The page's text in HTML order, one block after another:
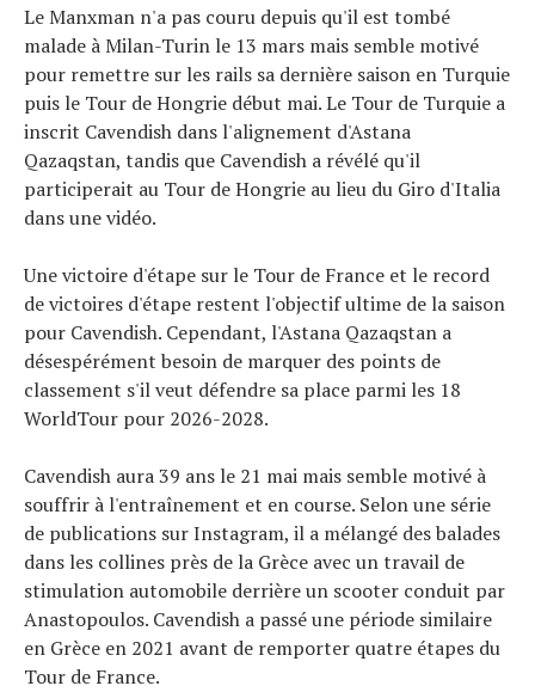
Le Manxman n'a pas couru depuis qu'il est tombé
malade à Milan-Turin le 13 mars mais semble motivé
pour remettre sur les rails sa dernière saison en Turquie
puis le Tour de Hongrie début mai. Le Tour de Turquie a
inscrit Cavendish dans l'alignement d'Astana
Qazaqstan, tandis que Cavendish a révélé qu'il
participerait au Tour de Hongrie au lieu du Giro d'Italia
dans une vidéo.
Une victoire d'étape sur le Tour de France et le record
de victoires d'étape restent l'objectif ultime de la saison
pour Cavendish. Cependant, l'Astana Qazaqstan a
désespérément besoin de marquer des points de
classement s'il veut défendre sa place parmi les 18
WorldTour pour 2026-2028.
Cavendish aura 39 ans le 21 mai mais semble motivé à
souffrir à l'entraînement et en course. Selon une série
de publications sur Instagram, il a mélangé des balades
dans les collines près de la Grèce avec un travail de
stimulation automobile derrière un scooter conduit par
Anastopoulos. Cavendish a passé une période similaire
en Grèce en 2021 avant de remporter quatre étapes du
Tour de France.
Tous nos articles
À propos